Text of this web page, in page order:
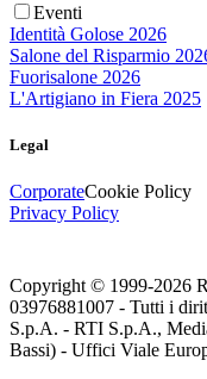
Eventi
Identità Golose 2026
Salone del Risparmio
Fuorisalone 2026
L'Artigiano in Fiera 2025
Legal
CorporateCookie Policy
Privacy Policy
Copyright © 1999-2026
03976881007 - Tutti i
S.p.A. - RTI S.p.A.,
Bassi) - Uffici Viale